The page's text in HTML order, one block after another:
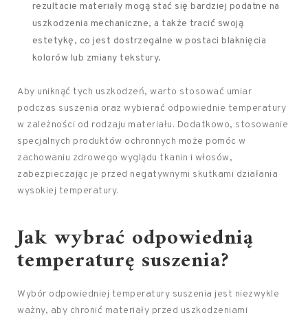
rezultacie materiały mogą stać się bardziej podatne na
uszkodzenia mechaniczne, a także tracić swoją
estetykę, co jest dostrzegalne w postaci blaknięcia
kolorów lub zmiany tekstury.
Aby uniknąć tych uszkodzeń, warto stosować umiar
podczas suszenia oraz wybierać odpowiednie temperatury
w zależności od rodzaju materiału. Dodatkowo, stosowanie
specjalnych produktów ochronnych może pomóc w
zachowaniu zdrowego wyglądu tkanin i włosów,
zabezpieczając je przed negatywnymi skutkami działania
wysokiej temperatury.
Jak wybrać odpowiednią
temperaturę suszenia?
Wybór odpowiedniej temperatury suszenia jest niezwykle
ważny, aby chronić materiały przed uszkodzeniami